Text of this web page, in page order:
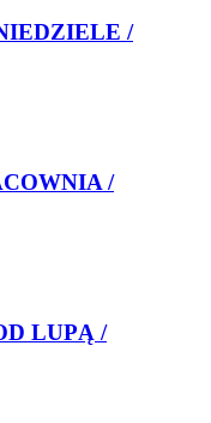
/
/
LUPĄ /